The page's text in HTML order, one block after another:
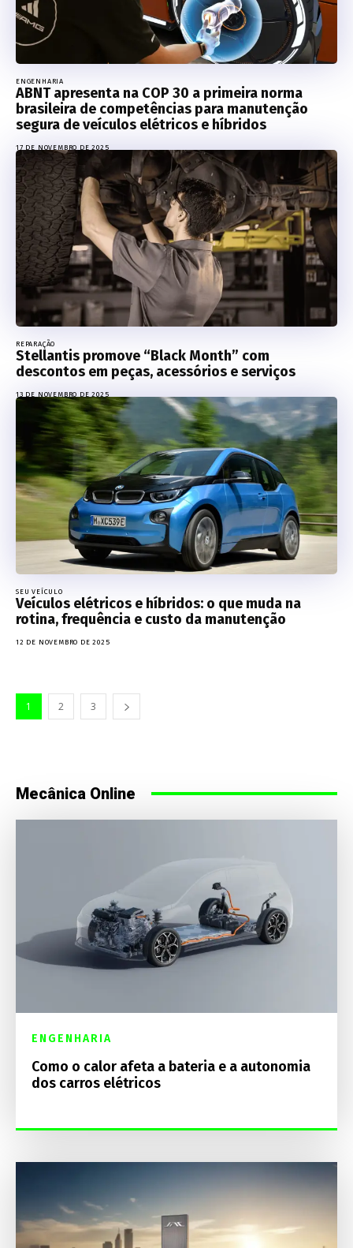
ENGENHARIA
ABNT apresenta na COP 30 a primeira norma
brasileira de competências para manutenção
segura de veículos elétricos e híbridos
17 DE NOVEMBRO DE 2025
REPARAÇÃO
Stellantis promove “Black Month” com
descontos em peças, acessórios e serviços
13 DE NOVEMBRO DE 2025
SEU VEÍCULO
Veículos elétricos e híbridos: o que muda na
rotina, frequência e custo da manutenção
12 DE NOVEMBRO DE 2025
1 2 3
Mecânica Online
ENGENHARIA
Como o calor afeta a bateria e a autonomia
dos carros elétricos